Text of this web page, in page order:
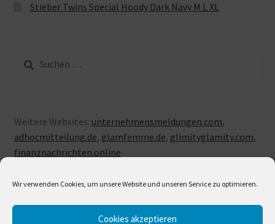
Wir verwenden Cookies, um unsere Website und unseren Service zu optimieren.
Cookies akzeptieren
Stieber Twins Special Hoody Dark Navy M L XL
nach:
Weitere Websites: unternehmensmeldungen.com,
adhocmitteilung.de, glamfemme.de, glimityglamity.com,
finanznachrichten.online